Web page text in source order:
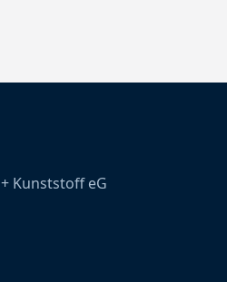
Kunststoff eG